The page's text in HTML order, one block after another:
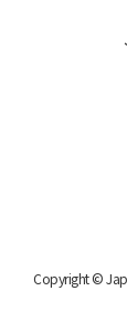
Copyright ©